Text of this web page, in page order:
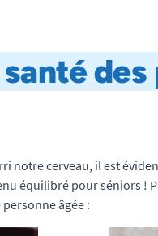
é des
notre cerveau, il est
équilibré pour séniors !
âgée :